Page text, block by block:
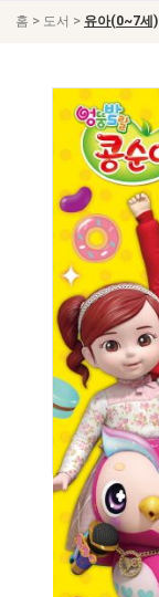
홈 > 도서 > 유아(0~7세)